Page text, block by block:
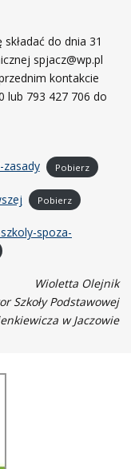
do dnia 31
spjacz@wp.pl
kontakcie
lub 793 427 706 do
Pobierz
Pobierz
spoza-
Wioletta Olejnik
Szkoły Podstawowej
w Jaczowie